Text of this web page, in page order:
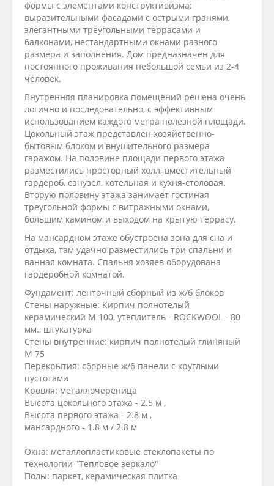
формы с элементами конструктивизма:
выразительными фасадами с острыми гранями,
элегантными треугольными террасами и
балконами, нестандартными окнами разного
размера и заполнения. Дом предназначен для
постоянного проживания небольшой семьи из 2-4
человек.
Внутренняя планировка помещений решена очень
логично и последовательно, с эффективным
использованием каждого метра полезной площади.
Цокольный этаж представлен хозяйственно-
бытовым блоком и внушительного размера
гаражом. На половине площади первого этажа
разместились просторный холл, вместительный
гардероб, санузел, котельная и кухня-столовая.
Вторую половину этажа занимает гостиная
треугольной формы с витражными окнами,
большим камином и выходом на крытую террасу.
На мансардном этаже обустроена зона для сна и
отдыха, там удачно разместились три спальни и
ванная комната. Спальня хозяев оборудована
гардеробной комнатой.
Фундамент: ленточный сборный из ж/б блоков
Стены наружные: Кирпич полнотелый
керамический М 100, утеплитель - ROCKWOOL - 80
мм., штукатурка
Стены внутренние: кирпич полнотелый глиняный
М 75
Перекрытия: сборные ж/б панели с круглыми
пустотами
Кровля: металлочерепица
Высота цокольного этажа - 2.5 м ,
Высота первого этажа - 2.8 м ,
мансардного - 1.8 м / 2.8 м
Окна: металлопластиковые стеклопакеты по
технологии "Тепловое зеркало"
Полы: паркет, керамическая плитка